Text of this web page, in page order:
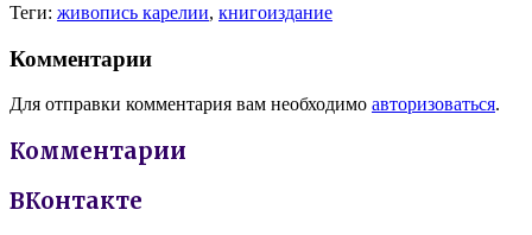
Теги: живопись карелии, книгоиздание
Комментарии
Для отправки комментария вам необходимо авторизоваться.
Комментарии
ВКонтакте